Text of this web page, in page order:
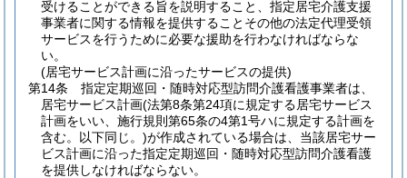
受けることができる旨を説明すること、指定居宅介護支援
事業者に関する情報を提供することその他の法定代理受領
サービスを行うために必要な援助を行わなければならな
い。
(居宅サービス計画に沿ったサービスの提供)
第14条
指定定期巡回・随時対応型訪問介護看護事業者は、
居宅サービス計画(法第8条第24項に規定する居宅サービス
計画をいい、施行規則第65条の4第1号ハに規定する計画を
含む。以下同じ。)が作成されている場合は、当該居宅サー
ビス計画に沿った指定定期巡回・随時対応型訪問介護看護
を提供しなければならない。